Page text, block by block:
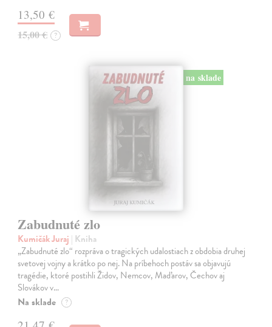
13,50 €
15,00 € ?
na sklade
Zabudnuté zlo
Kumičák Juraj | Kniha
„Zabudnuté zlo“ rozpráva o tragických udalostiach z obdobia druhej
svetovej vojny a krátko po nej. Na príbehoch postáv sa objavujú
tragédie, ktoré postihli Židov, Nemcov, Maďarov, Čechov aj
Slovákov v…
Na sklade ?